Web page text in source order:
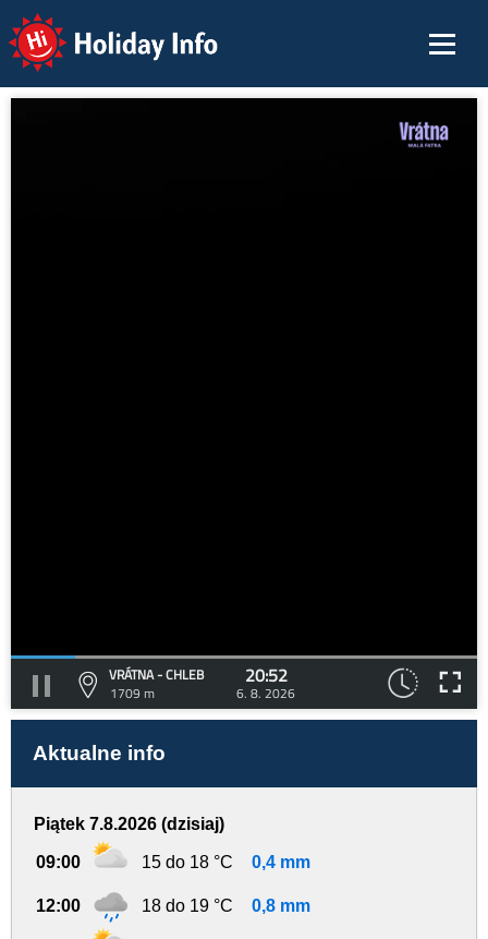
Holiday Info
VRÁTNA - CHLEB
1709 m
20:52
6. 8. 2026
Aktualne info
Piątek 7.8.2026 (dzisiaj)
09:00 15 do 18 °C 0,4 mm
12:00 18 do 19 °C 0,8 mm